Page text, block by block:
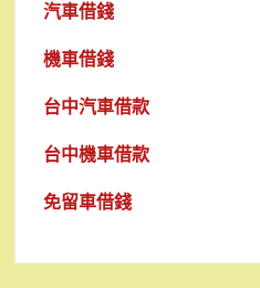
汽車借錢
機車借錢
台中汽車借款
台中機車借款
免留車借錢